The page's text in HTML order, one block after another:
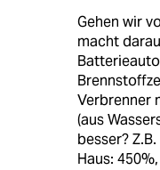
Gehen wir
macht
Verbrenner
(aus
besser?
Haus: